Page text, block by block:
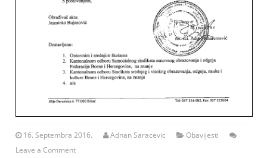
16. Septembra 2016. Adnan Saracevic
Obavijesti
Leave a Comment